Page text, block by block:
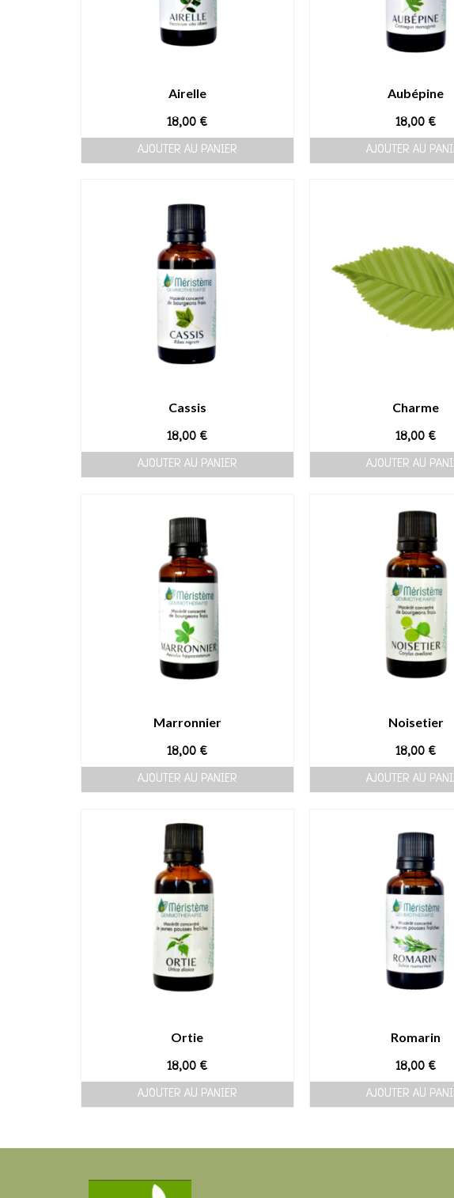
Airelle
18,00 €
AJOUTER AU PANIER
Aubépine
18,00 €
AJOUTER AU
Cassis
18,00 €
AJOUTER AU PANIER
Charme
18,00 €
AJOUTER AU
Marronnier
18,00 €
AJOUTER AU PANIER
Noisetier
18,00 €
AJOUTER AU
Ortie
18,00 €
AJOUTER AU PANIER
Romarin
18,00 €
AJOUTER AU